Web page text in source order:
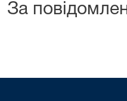
За